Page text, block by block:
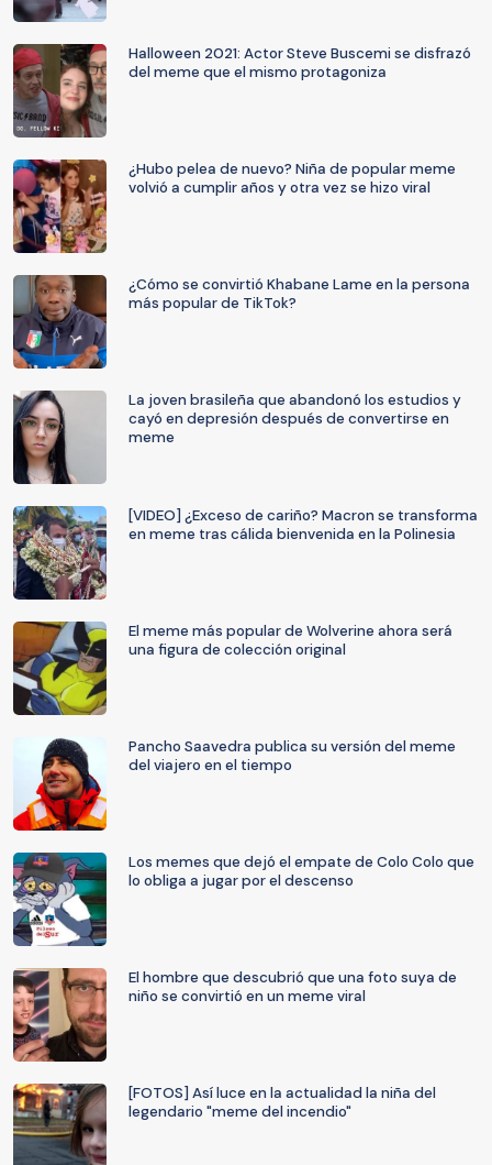
Halloween 2021: Actor Steve Buscemi se disfrazó
del meme que el mismo protagoniza
¿Hubo pelea de nuevo? Niña de popular meme
volvió a cumplir años y otra vez se hizo viral
¿Cómo se convirtió Khabane Lame en la persona
más popular de TikTok?
La joven brasileña que abandonó los estudios y
cayó en depresión después de convertirse en
meme
[VIDEO] ¿Exceso de cariño? Macron se transforma
en meme tras cálida bienvenida en la Polinesia
El meme más popular de Wolverine ahora será
una figura de colección original
Pancho Saavedra publica su versión del meme
del viajero en el tiempo
Los memes que dejó el empate de Colo Colo que
lo obliga a jugar por el descenso
El hombre que descubrió que una foto suya de
niño se convirtió en un meme viral
[FOTOS] Así luce en la actualidad la niña del
legendario "meme del incendio"